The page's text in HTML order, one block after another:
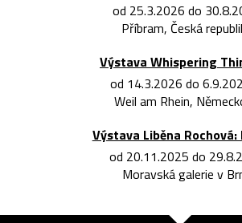
od 25.3.2026 do
Příbram, Česká
Výstava Whispering
od 14.3.2026 do
Weil am Rhein,
Výstava Liběna Rochová:
od 20.11.2025 do
Moravská galerie v